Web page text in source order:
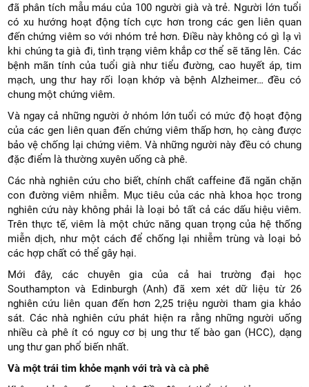
đã phân tích mẫu máu của 100 người già và trẻ. Người lớn tuổi
có xu hướng hoạt động tích cực hơn trong các gen liên quan
đến chứng viêm so với nhóm trẻ hơn. Điều này không có gì lạ vì
khi chúng ta già đi, tình trạng viêm khắp cơ thể sẽ tăng lên. Các
bệnh mãn tính của tuổi già như tiểu đường, cao huyết áp, tim
mạch, ung thư hay rối loạn khớp và bệnh Alzheimer… đều có
chung một chứng viêm.
Và ngay cả những người ở nhóm lớn tuổi có mức độ hoạt động
của các gen liên quan đến chứng viêm thấp hơn, họ càng được
bảo vệ chống lại chứng viêm. Và những người này đều có chung
đặc điểm là thường xuyên uống cà phê.
Các nhà nghiên cứu cho biết, chính chất caffeine đã ngăn chặn
con đường viêm nhiễm. Mục tiêu của các nhà khoa học trong
nghiên cứu này không phải là loại bỏ tất cả các dấu hiệu viêm.
Trên thực tế, viêm là một chức năng quan trọng của hệ thống
miễn dịch, như một cách để chống lại nhiễm trùng và loại bỏ
các hợp chất có thể gây hại.
Mới đây, các chuyên gia của cả hai trường đại học
Southampton và Edinburgh (Anh) đã xem xét dữ liệu từ 26
nghiên cứu liên quan đến hơn 2,25 triệu người tham gia khảo
sát. Các nhà nghiên cứu phát hiện ra rằng những người uống
nhiều cà phê ít có nguy cơ bị ung thư tế bào gan (HCC), dạng
ung thư gan phổ biến nhất.
Và một trái tim khỏe mạnh với trà và cà phê